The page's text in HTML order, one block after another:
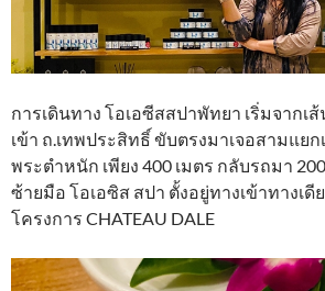
การเดินทาง โอเอซีสสปาพัทยา เริ่มจากเ
เข้า ถ.เทพประสิทธิ์ ขับตรงมาเจอสามแยก
พระตำหนัก เพียง 400 เมตร กลับรถมา
ซ้ายมือ โอเอซิส สปา ตั้งอยู่ทางเข้าทางเ
โครงการ CHATEAU DALE